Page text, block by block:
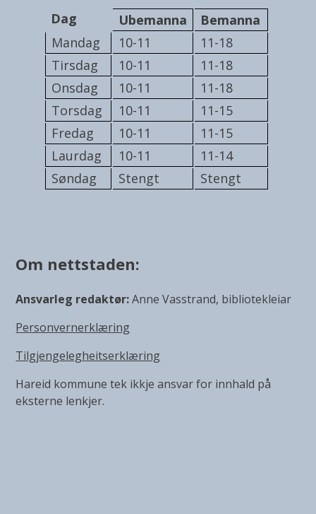
Dag Ubemanna
Bemanna
Mandag
10-11
11-18
Tirsdag
10-11
11-18
Onsdag
10-11
11-18
Torsdag
10-11
11-15
Fredag
10-11
11-15
Laurdag
10-11
11-14
Søndag
Stengt Stengt
Om nettstaden:
Ansvarleg redaktør:Anne Vasstrand, bibliotekleiar
Personvernerklæring
Tilgjengelegheitserklæring
Hareid kommune tek ikkje ansvar for innhald på
eksterne lenkjer.